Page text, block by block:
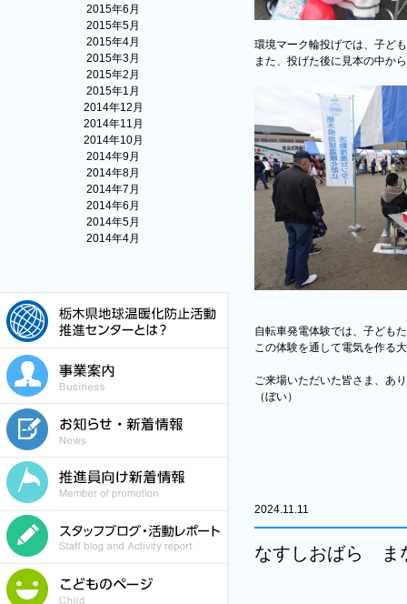
2015年6月
2015年5月
2015年4月
2015年3月
2015年2月
2015年1月
2014年12月
2014年11月
2014年10月
2014年9月
2014年8月
2014年7月
2014年6月
2014年5月
2014年4月
環境マーク輪投げでは、子ど
また、投げた後に見本の中か
自転車発電体験では、子ども
この体験を通して電気を作る
ご来場いただいた皆さま、あ
（ぼい）
2024.11.11
なすしおばら ま